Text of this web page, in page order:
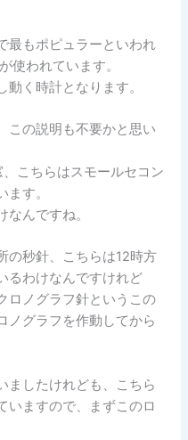
最もポピュラーといわれ
使われています。
く時計となります。
この説明も不要かと思い
こちらはスモールセコン
ます。
んですね。
の秒針、こちらは12時方
るわけなんですけれど
ロノグラフ針というこの
ノグラフを作動してから
ましたけれども、こちら
いますので、まずこのロ